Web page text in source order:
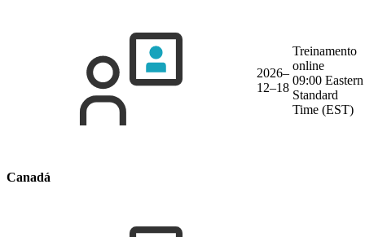
2026–
12–18
Treinamento
online
09:00 Eastern
Standard
Time (EST)
Canadá